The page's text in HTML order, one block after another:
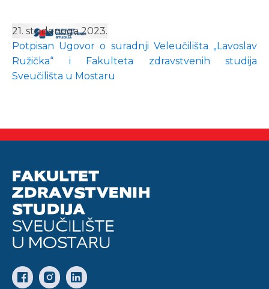
21. studenoga 2023.
Potpisan Ugovor o suradnji Veleučilišta „Lavoslav
Ružička“ i Fakulteta zdravstvenih studija
Sveučilišta u Mostaru